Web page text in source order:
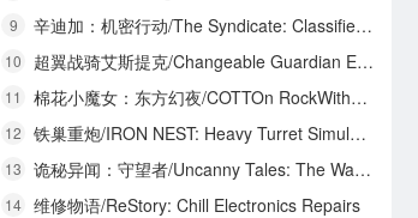
9 辛迪加：机密行动/The Syndicate: Classified Operations
10 超翼战骑艾斯提克/Changeable Guardian ESTIQUE
11 棉花小魔女：东方幻夜/COTTOn RockWithYou -ORIENTAL NIGHT DREAMS-
12 铁巢重炮/IRON NEST: Heavy Turret Simulator
13 诡秘异闻：守望者/Uncanny Tales: The Watcher
14 维修物语/ReStory: Chill Electronics Repairs